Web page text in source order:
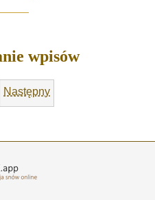
wpisów
Następny